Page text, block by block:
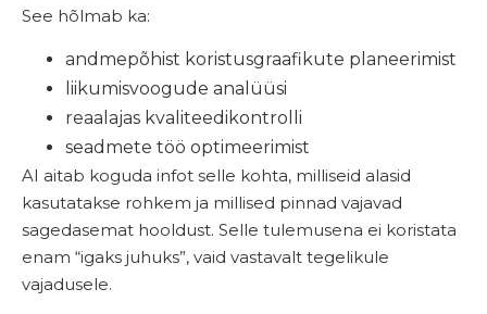
See hõlmab ka:
andmepõhist koristusgraafikute planeerimist
liikumisvoogude analüüsi
reaalajas kvaliteedikontrolli
seadmete töö optimeerimist
AI aitab koguda infot selle kohta, milliseid alasid
kasutatakse rohkem ja millised pinnad vajavad
sagedasemat hooldust. Selle tulemusena ei koristata
enam “igaks juhuks”, vaid vastavalt tegelikule
vajadusele.